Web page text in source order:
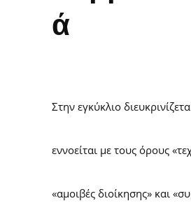
ά
Στην εγκύκλιο
εννοείται με τους όρους
«αμοιβές διοίκησης» και